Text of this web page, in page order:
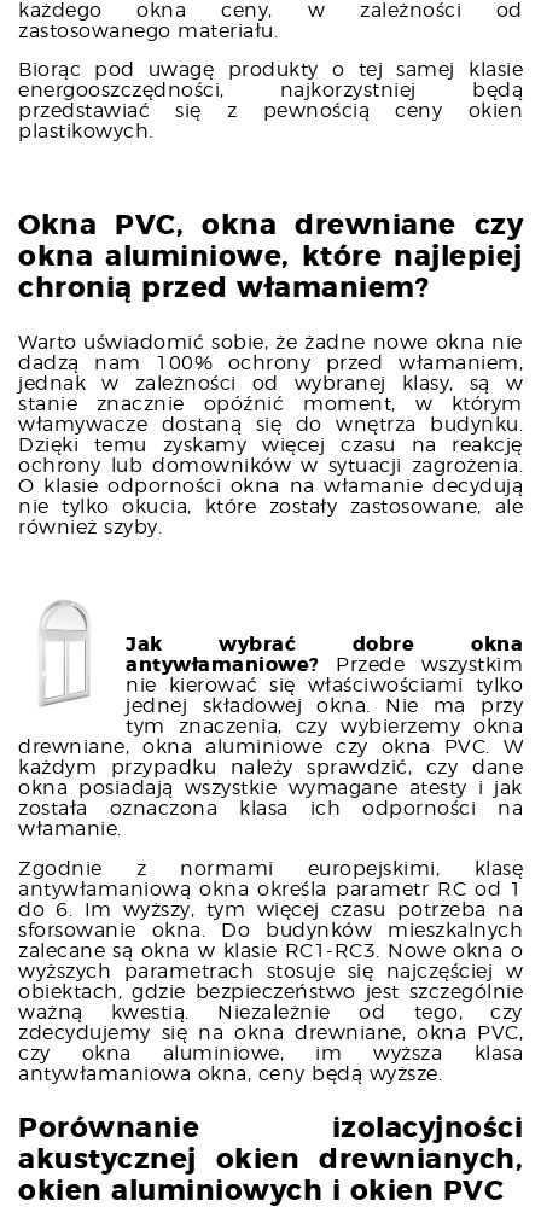
każdego okna ceny, w zależności od
zastosowanego materiału.
Biorąc pod uwagę produkty o tej samej klasie
energooszczędności, najkorzystniej będą
przedstawiać się z pewnością ceny okien
plastikowych.
Okna PVC, okna drewniane czy
okna aluminiowe, które najlepiej
chronią przed włamaniem?
Warto uświadomić sobie, że żadne nowe okna nie
dadzą nam 100% ochrony przed włamaniem,
jednak w zależności od wybranej klasy, są w
stanie znacznie opóźnić moment, w którym
włamywacze dostaną się do wnętrza budynku.
Dzięki temu zyskamy więcej czasu na reakcję
ochrony lub domowników w sytuacji zagrożenia.
O klasie odporności okna na włamanie decydują
nie tylko okucia, które zostały zastosowane, ale
również szyby.
Jak wybrać dobre okna
antywłamaniowe? Przede wszystkim
nie kierować się właściwościami tylko
jednej składowej okna. Nie ma przy
tym znaczenia, czy wybierzemy okna
drewniane, okna aluminiowe czy okna PVC. W
każdym przypadku należy sprawdzić, czy dane
okna posiadają wszystkie wymagane atesty i jak
została oznaczona klasa ich odporności na
włamanie.
Zgodnie z normami europejskimi, klasę
antywłamaniową okna określa parametr RC od 1
do 6. Im wyższy, tym więcej czasu potrzeba na
sforsowanie okna. Do budynków mieszkalnych
zalecane są okna w klasie RC1-RC3. Nowe okna o
wyższych parametrach stosuje się najczęściej w
obiektach, gdzie bezpieczeństwo jest szczególnie
ważną kwestią. Niezależnie od tego, czy
zdecydujemy się na okna drewniane, okna PVC,
czy okna aluminiowe, im wyższa klasa
antywłamaniowa okna, ceny będą wyższe.
Porównanie izolacyjności
akustycznej okien drewnianych,
okien aluminiowych i okien PVC